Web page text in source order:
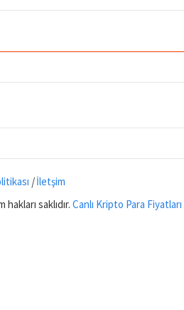
|İletşim
hakları saklıdır. Canlı Kripto Para Fiyatları